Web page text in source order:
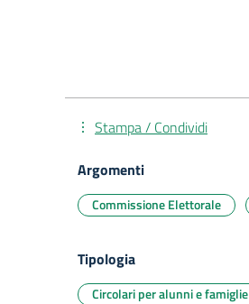
Stampa / Condividi
Argomenti
Commissione Elettorale
Tipologia
Circolari per alunni e famiglie